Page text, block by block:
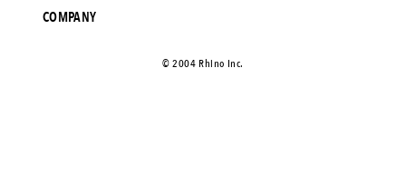
COMPANY
©️ 2004 Rhino Inc.